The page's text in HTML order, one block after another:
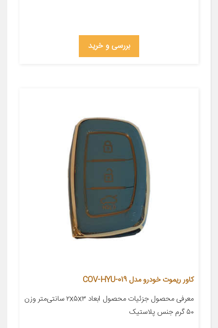
بررسی و خرید
کاور ریموت خودرو مدل COV-HYU-019
معرفی محصول جزئیات محصول ابعاد ۲x۵x۳ سانتی‌متر وزن
۵۰ گرم جنس پلاستیک